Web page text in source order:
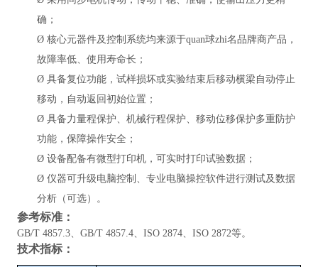
确；
Ø 核心元器件及控制系统均来源于quan球zhi名品牌商产品，
故障率低、使用寿命长；
Ø 具备复位功能，试样损坏或实验结束后移动横梁自动停止
移动，自动返回初始位置；
Ø 具备力量程保护、机械行程保护、移动位移保护多重防护
功能，保障操作安全；
Ø 设备配备有微型打印机，可实时打印试验数据；
Ø 仪器可升级电脑控制、专业电脑操控软件进行测试及数据
分析（可选）。
参考标准：
GB/T 4857.3、GB/T 4857.4、ISO 2874、ISO 2872等。
技术指标：